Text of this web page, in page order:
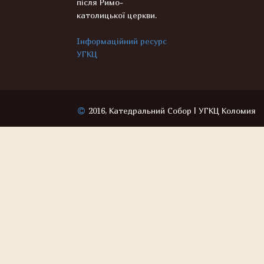
після Римо-
католицької церкви.
Інформаційний ресурс
УГКЦ
2016, Катедральний Собор | УГКЦ Коломия